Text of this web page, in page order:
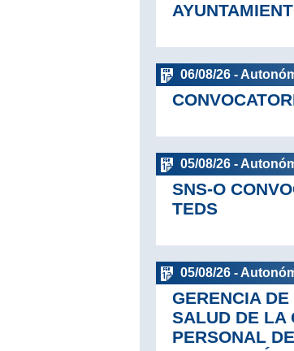
06/08/26 -
05/08/26 -
SNS-O
TEDS
05/08/26 -
GERENCIA
SALUD DE LA
PERSONAL